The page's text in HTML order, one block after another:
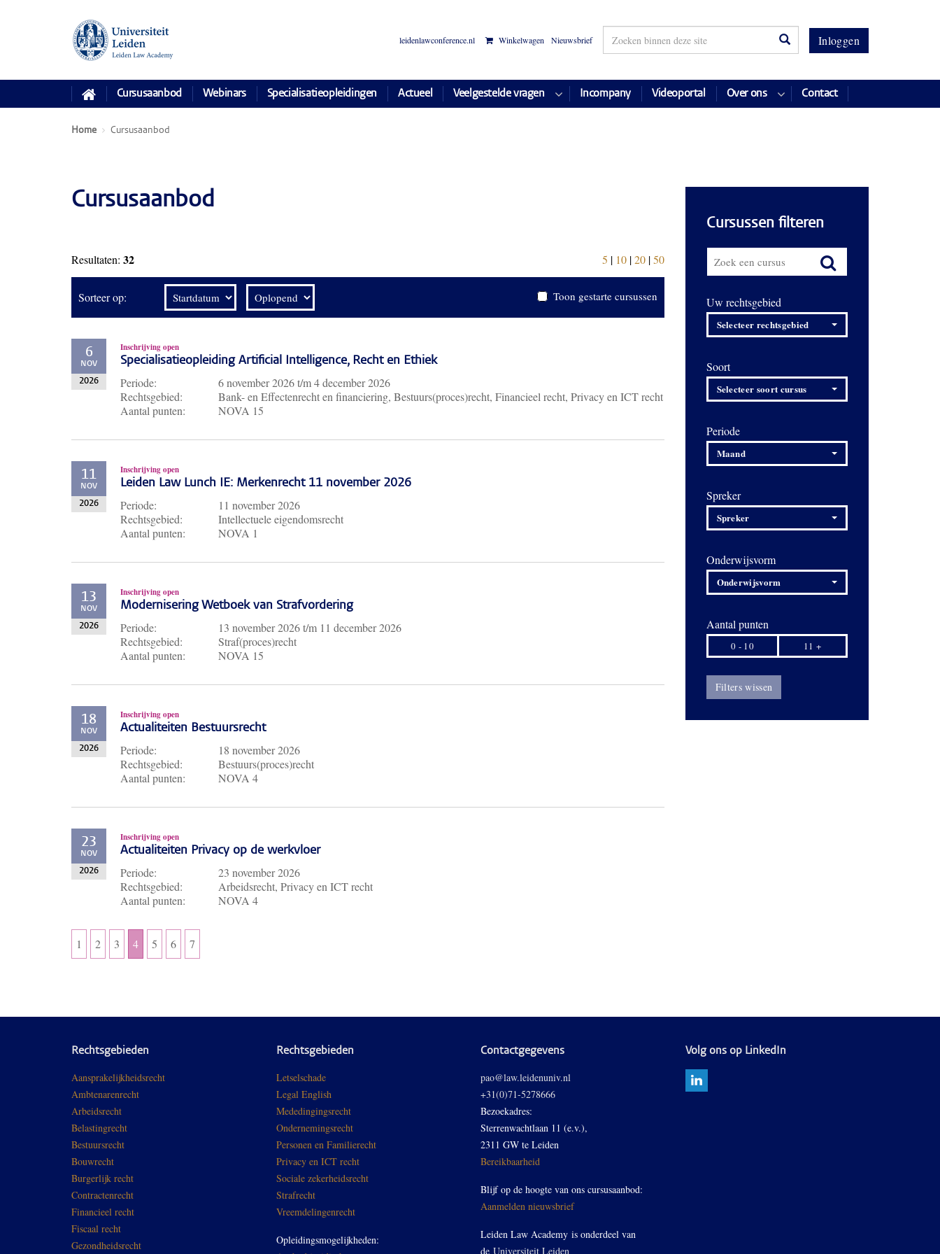
Inloggen
leidenlawconference.nl Winkelwagen Nieuwsbrief
Cursusaanbod Webinars Specialisatieopleidingen Actueel Veelgestelde vragen Incompany Videoportal Over ons Contact
Home Cursusaanbod
Cursusaanbod
Resultaten: 32 5 | 10|20|50
Sorteer op: Toon gestarte cursussen
6
NOV
2026
Inschrijving open
Specialisatieopleiding Artificial Intelligence, Recht en Ethiek
Periode: 6 november 2026t/m4 december 2026
Rechtsgebied:
Bank- en Effectenrecht en financiering, Bestuurs(proces)recht, Financieel recht, Privacy en ICT recht
Aantal punten:
NOVA 15
11
NOV
2026
Inschrijving open
Leiden Law Lunch IE: Merkenrecht 11 november 2026
Periode:
11 november 2026
Rechtsgebied:
Intellectuele eigendomsrecht
Aantal punten:
NOVA 1
13
NOV
2026
Inschrijving open
Modernisering Wetboek van Strafvordering
Periode: 13 november 2026t/m 11 december 2026
Rechtsgebied:
Straf(proces)recht
Aantal punten:
NOVA 15
18
NOV
2026
Inschrijving open
Actualiteiten Bestuursrecht
Periode:
18 november 2026
Rechtsgebied:
Bestuurs(proces)recht
Aantal punten:
NOVA 4
23
NOV
2026
Inschrijving open
Actualiteiten Privacy op de werkvloer
Periode:
23 november 2026
Rechtsgebied:
Arbeidsrecht, Privacy en ICT recht
Aantal punten:
NOVA 4
1 2 3 4 5 6 7
Cursussen filteren
Uw rechtsgebied
Selecteer rechtsgebied
Soort
Selecteer soort cursus
Periode
Maand
Spreker
Spreker
Onderwijsvorm
Onderwijsvorm
Aantal punten
0 - 10 11 +
Filters wissen
Rechtsgebieden
Aansprakelijkheidsrecht
Ambtenarenrecht
Arbeidsrecht
Belastingrecht
Bestuursrecht
Bouwrecht
Burgerlijk recht
Contractenrecht
Financieel recht
Fiscaal recht
Gezondheidsrecht
Rechtsgebieden
Letselschade
Legal English
Mededingingsrecht
Ondernemingsrecht
Personen en Familierecht
Privacy en ICT recht
Sociale zekerheidsrecht
Strafrecht
Vreemdelingenrecht
Opleidingsmogelijkheden:
Contactgegevens
pao@law.leidenuniv.nl
+31(0)71-5278666
Bezoekadres:
Sterrenwachtlaan 11 (e.v.),
2311 GW te Leiden
Bereikbaarheid
Blijf op de hoogte van ons cursusaanbod:
Aanmelden nieuwsbrief
Leiden Law Academy is onderdeel van
de Universiteit Leiden
Volg ons op LinkedIn